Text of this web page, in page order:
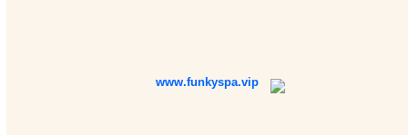
www.funkyspa.vip